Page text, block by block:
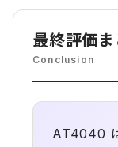
最終評価ま
Conclusion
AT4040